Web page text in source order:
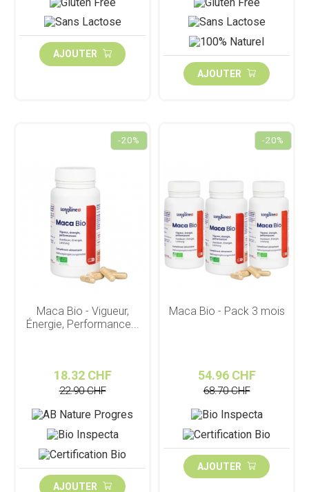
AJOUTER
AJOUTER
-20%
Maca Bio - Vigueur,
Énergie, Performance...
18.32 CHF
22.90 CHF
AJOUTER
-20%
Maca Bio - Pack 3 mois
54.96 CHF
68.70 CHF
AJOUTER